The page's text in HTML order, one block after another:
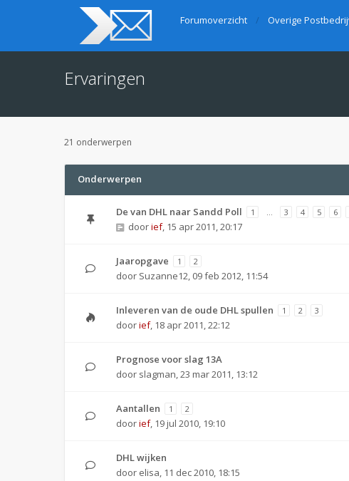
Forumoverzicht Overige
Ervaringen
21 onderwerpen
Onderwerpen
De van DHL naar Sandd Poll 1 … 3 4 5 6
doorief, 15 apr 2011, 20:17
Jaaropgave 1 2
door Suzanne12, 09 feb 2012, 11:54
Inleveren van de oude DHL spullen 1 2 3
doorief, 18 apr 2011, 22:12
Prognose voor slag 13A
door slagman,23 mar 2011, 13:12
Aantallen 1 2
doorief, 19 jul 2010, 19:10
DHL wijken
door elisa, 11 dec 2010, 18:15